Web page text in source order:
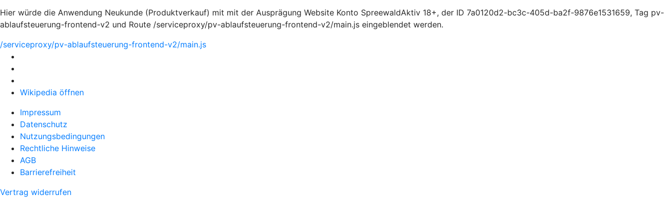
Hier würde die Anwendung Neukunde (Produktverkauf) mit mit der Ausprägung Website Konto SpreewaldAktiv 18+, der ID 7a0120d2-bc3c-405d-ba2f-9876e1531659, Tag pv-
ablaufsteuerung-frontend-v2 und Route /serviceproxy/pv-ablaufsteuerung-frontend-v2/main.js eingeblendet werden.
/serviceproxy/pv-ablaufsteuerung-frontend-v2/main.js
Wikipedia öffnen
Impressum
Datenschutz
Nutzungsbedingungen
Rechtliche Hinweise
AGB
Barrierefreiheit
Vertrag widerrufen